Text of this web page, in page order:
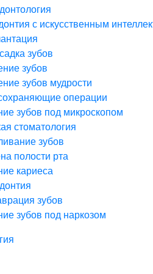
с искусственным
зубов
зубов
зубов мудрости
операции
зубов под микроскопом
стоматология
зубов
полости рта
кариеса
зубов
зубов под наркозом